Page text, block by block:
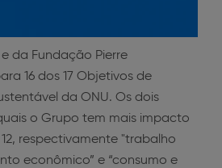
da Fundação Pierre
16 dos 17 Objetivos de
da ONU. Os dois
o Grupo tem mais impacto
respectivamente "trabalho
econômico” e “consumo e